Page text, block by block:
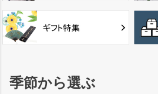
季節から選ぶ